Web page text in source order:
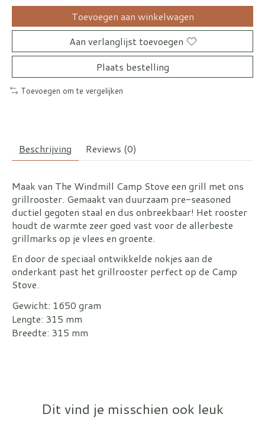
Toevoegen aan winkelwagen
Aan verlanglijst toevoegen
Plaats bestelling
Toevoegen om te vergelijken
Beschrijving Reviews (0)
Maak van The Windmill Camp Stove een grill met ons
grillrooster. Gemaakt van duurzaam pre-seasoned
ductiel gegoten staal en dus onbreekbaar! Het rooster
houdt de warmte zeer goed vast voor de allerbeste
grillmarks op je vlees en groente.
En door de speciaal ontwikkelde nokjes aan de
onderkant past het grillrooster perfect op de Camp
Stove.
Gewicht: 1650 gram
Lengte: 315 mm
Breedte: 315 mm
Dit vind je misschien ook leuk